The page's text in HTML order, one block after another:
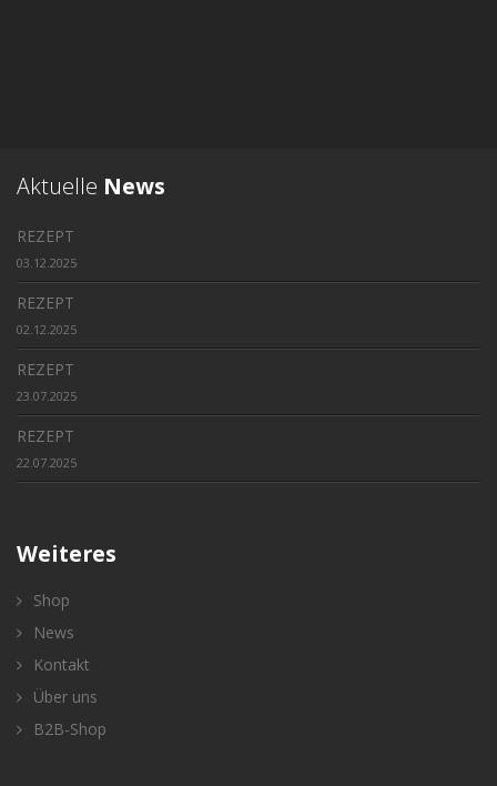
Aktuelle News
REZEPT
03.12.2025
REZEPT
02.12.2025
REZEPT
23.07.2025
REZEPT
22.07.2025
Weiteres
Shop
News
Kontakt
Über uns
B2B-Shop